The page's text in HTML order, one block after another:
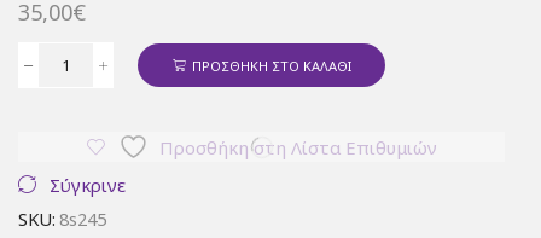
35,00€
Σκουλαρίκια
ΠΡΟΣΘΉΚΗ ΣΤΟ ΚΑΛΆΘΙ
Προσθήκη στη Λίστα Επιθυμιών
Σύγκρινε
SKU: 8s245